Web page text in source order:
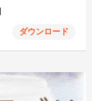
ダウンロード